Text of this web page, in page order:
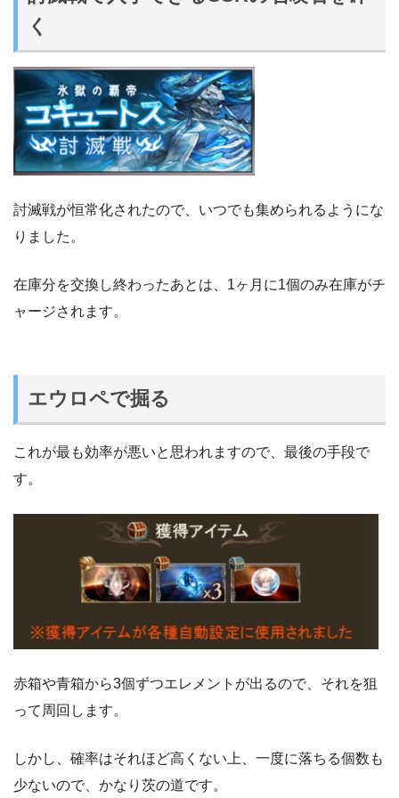
く
討滅戦が恒常化されたので、いつでも集められるようにな
りました。
在庫分を交換し終わったあとは、1ヶ月に1個のみ在庫がチ
ャージされます。
エウロペで掘る
これが最も効率が悪いと思われますので、最後の手段で
す。
赤箱や青箱から3個ずつエレメントが出るので、それを狙
って周回します。
しかし、確率はそれほど高くない上、一度に落ちる個数も
少ないので、かなり茨の道です。